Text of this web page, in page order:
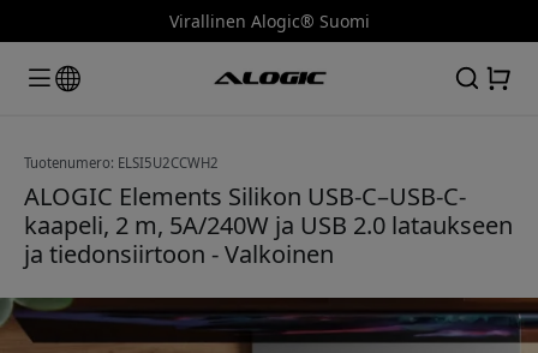
Virallinen Alogic® Suomi
Tuotenumero: ELSI5U2CCWH2
ALOGIC Elements Silikon USB-C–USB-C-
kaapeli, 2 m, 5A/240W ja USB 2.0 lataukseen
ja tiedonsiirtoon - Valkoinen